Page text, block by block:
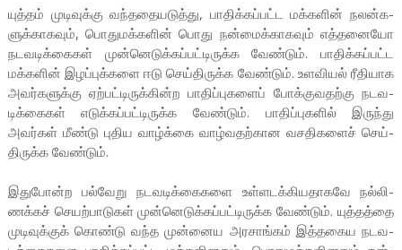
யுத்தம் முடி­வுக்கு வந்­த­தை­ய­டுத்து, பாதிக்­கப்­பட்ட மக்­களின் நலன்­க­
ளுக்­கா­கவும், பொது­மக்­களின் பொது நன்­மைக்­கா­கவும் எத்­த­னையோ
நட­வ­டிக்­கைகள் முன்­னெ­டுக்­கப்­பட்­டி­ருக்க வேண்டும். பாதிக்­கப்­பட்ட
மக்­களின் இழப்­புக்­களை ஈடு செய்­தி­ருக்க வேண்டும். உள­வியல் ரீதி­யாக
அவர்­க­ளுக்கு ஏற்­பட்­டி­ருக்­கின்ற பாதிப்­பு­களைப் போக்­கு­வ­தற்கு நட­வ­
டிக்­கைகள் எடுக்­கப்­பட்­டி­ருக்க வேண்டும். பாதிப்­பு­களில் இருந்து
அவர்கள் மீண்டு புதிய வாழ்க்கை வாழ்­வ­தற்­கான வச­தி­களைச் செய்­
தி­ருக்க வேண்டும்.
இது­போன்ற பல்­வேறு நட­வ­டிக்­கை­களை உள்­ள­டக்­கி­ய­தா­கவே நல்­லி­
ணக்கச் செயற்­பா­டுகள் முன்­னெ­டுக்­கப்­பட்­டி­ருக்க வேண்டும். யுத்­தத்தை
முடி­வுக்குக் கொண்டு வந்த முன்­னைய அர­சாங்கம் இத்­த­கைய நட­வ­